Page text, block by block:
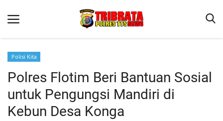
Beranda
Terms & Conditions
Reskrim
Polisi Kita
Polres Flotim Beri Bantuan Sosial
untuk Pengungsi Mandiri di
Kebun Desa Konga